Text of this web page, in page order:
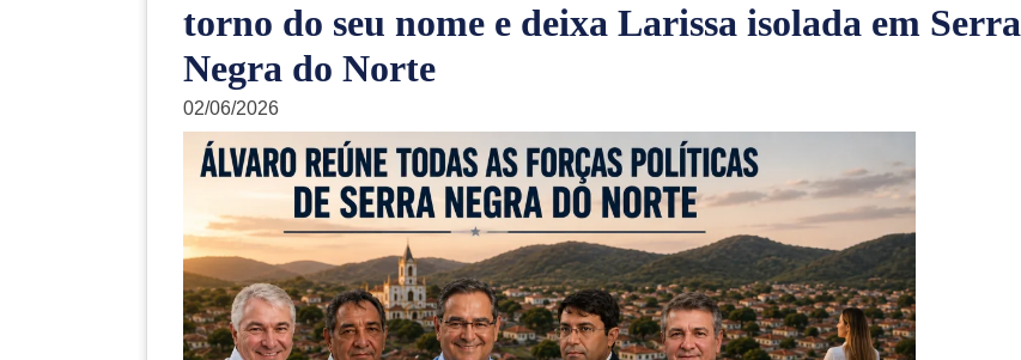
torno do seu nome e deixa Larissa isolada em Serra
Negra do Norte
02/06/2026